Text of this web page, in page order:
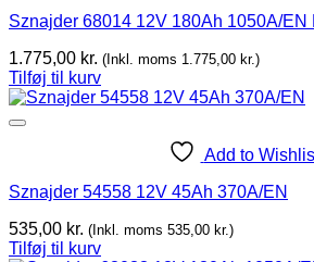
Sznajder 68014 12V 180Ah 1050A/EN
1.775,00 kr. (Inkl. moms 1.775,00 kr.)
Tilføj til kurv
Add to
Sznajder 54558 12V 45Ah 370A/EN
535,00 kr. (Inkl. moms 535,00 kr.)
Tilføj til kurv